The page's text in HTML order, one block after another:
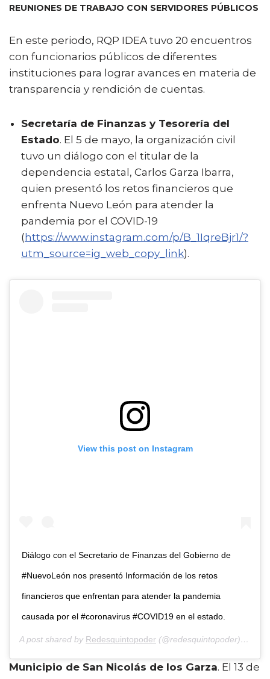
REUNIONES DE TRABAJO CON SERVIDORES PÚBLICOS
En este periodo, RQP IDEA tuvo 20 encuentros
con funcionarios públicos de diferentes
instituciones para lograr avances en materia de
transparencia y rendición de cuentas.
Secretaría de Finanzas y Tesorería del
Estado. El 5 de mayo, la organización civil
tuvo un diálogo con el titular de la
dependencia estatal, Carlos Garza Ibarra,
quien presentó los retos financieros que
enfrenta Nuevo León para atender la
pandemia por el COVID-19
(https://www.instagram.com/p/B_1IqreBjr1/?
utm_source=ig_web_copy_link).
View this post on Instagram
Diálogo con el Secretario de Finanzas del Gobierno de
#NuevoLeón nos presentó Información de los retos
financieros que enfrentan para atender la pandemia
causada por el #coronavirus #COVID19 en el estado.
A post shared by Redesquintopoder (@redesquintopoder) on
Municipio de San Nicolás de los Garza. El 13 de